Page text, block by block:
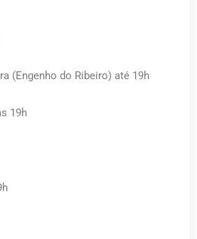
(Engenho do Ribeiro) até 19h
19h